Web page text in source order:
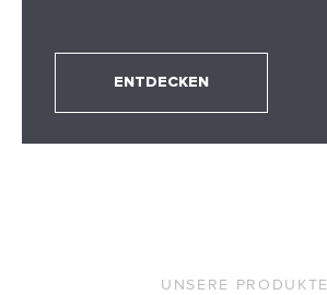
ENTDECKEN
UNSERE PRODUKTE